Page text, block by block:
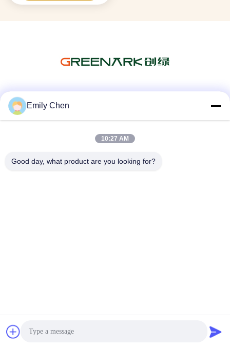
cipta © 2016-2026 Shanghai Chuanglv Catering Equipment Co.,
Emily Chen
10:27 AM
Good day, what product are you looking for?